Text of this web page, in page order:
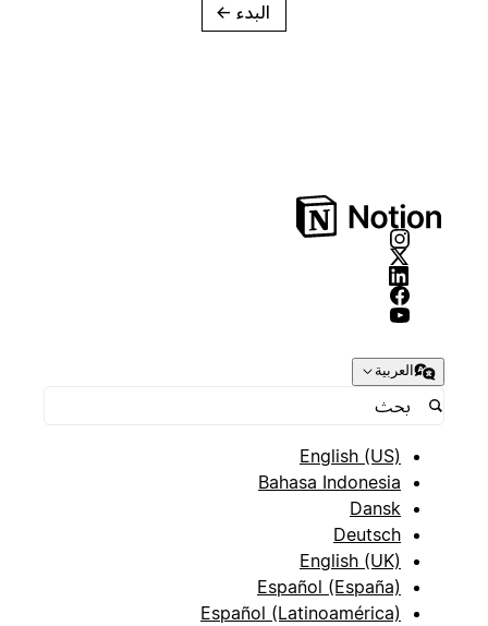
→
العربية
English (US)
Bahasa Indonesia
Dansk
Deutsch
English (UK)
Español (España)
Español (Latinoamérica)